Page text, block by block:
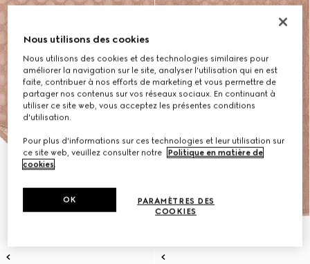
Nous utilisons des cookies
Nous utilisons des cookies et des technologies similaires pour
améliorer la navigation sur le site, analyser l'utilisation qui en est
faite, contribuer à nos efforts de marketing et vous permettre de
partager nos contenus sur vos réseaux sociaux. En continuant à
utiliser ce site web, vous acceptez les présentes conditions
d'utilisation.
Pour plus d'informations sur ces technologies et leur utilisation sur
ce site web, veuillez consulter notre
Politique en matière de
cookies.
PARAMÈTRES DES
COOKIES
OK